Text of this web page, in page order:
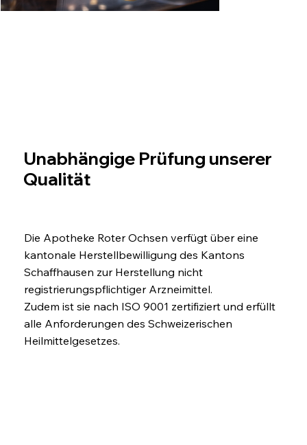
Unabhängige Prüfung unserer
Qualität
Die Apotheke Roter Ochsen verfügt über eine
kantonale Herstellbewilligung des Kantons
Schaffhausen zur Herstellung nicht
registrierungspflichtiger Arzneimittel.
Zudem ist sie nach ISO 9001 zertifiziert und erfüllt
alle Anforderungen des Schweizerischen
Heilmittelgesetzes.